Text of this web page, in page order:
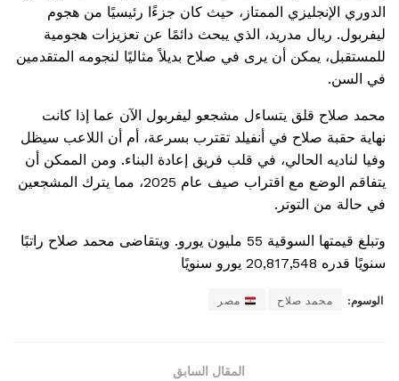
الدوري الإنجليزي الممتاز، حيث كان جزءًا رئيسيًا من هجوم
ليفربول. ريال مدريد، الذي يبحث دائمًا عن تعزيزات هجومية
للمستقبل، يمكن أن يرى في صلاح بديلاً مثاليًا لنجومه المتقدمين
في السن.
محمد صلاح قلق يتساءل مشجعو ليفربول الآن عما إذا كانت
نهاية حقبة صلاح في أنفيلد تقترب بسرعة، أم أن اللاعب سيظل
وفيا لناديه الحالي، في قلب فريق إعادة البناء. ومن الممكن أن
يتفاقم الوضع مع اقتراب صيف عام 2025، مما يترك المشجعين
في حالة من التوتر.
وتبلغ قيمتها السوقية 55 مليون يورو. ويتقاضى محمد صلاح راتبًا
سنويًا قدره 20,817,548 يورو سنويًا
الوسوم: محمد صلاح مصر
المقال السابق